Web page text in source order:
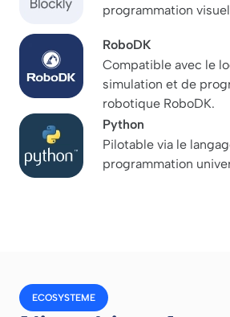
programmation
RoboDK
Compatible avec le
simulation et de
robotique RoboDK.
Python
Pilotable via le
programmation
ECOSYSTEME